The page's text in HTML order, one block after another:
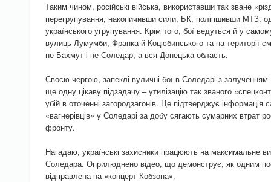
Таким чином, російські війська, використавши так зване
перегрупування, накопичивши сили, БК, поліпшивши МТЗ,
українського угрупування. Крім того, бої ведуться й у
вулиць Лумумби, Франка й Коцюбинського та на території
не Бахмут і не Соледар, а вся Донецька область.
Своєю чергою, запеклі вуличні бої в Соледарі з
ще одну цікаву підзадачу – утилізацію так званого
убій в оточенні загородзагонів. Це підтверджує
«вагнерівців» у Соледарі за добу сягають сумарних втрат
фронту.
Нагадаю, українські захисники працюють на максимальне
Соледара. Оприлюднено відео, що демонструє, як одним
відправлена на «концерт Кобзона».